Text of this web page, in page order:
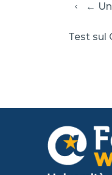
←
Test sul